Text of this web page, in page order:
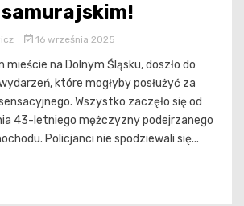
16 września 2025
mieście na Dolnym Śląsku, doszło do
które mogłyby posłużyć za
Wszystko zaczęło się od
43-letniego mężczyzny podejrzanego
Policjanci nie spodziewali się...